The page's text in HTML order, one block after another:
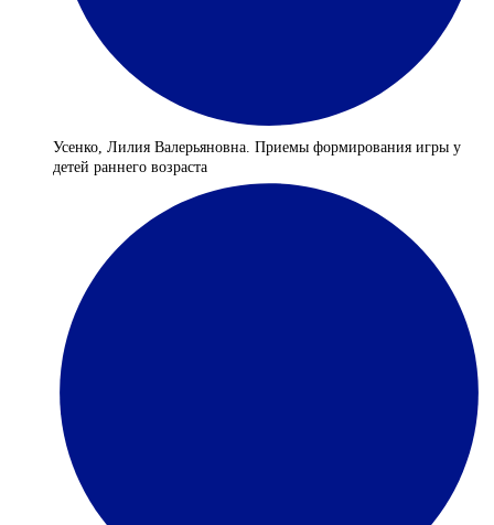
Усенко, Лилия Валерьяновна. Приемы формирования игры у
детей раннего возраста